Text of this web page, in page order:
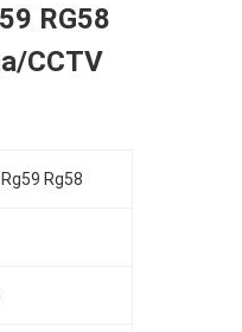
RG58
CCTV
Rg58